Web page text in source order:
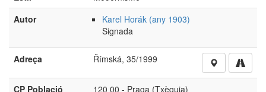
Estil
Modernisme
Karel Horák (any 1903)
Signada
Adreça